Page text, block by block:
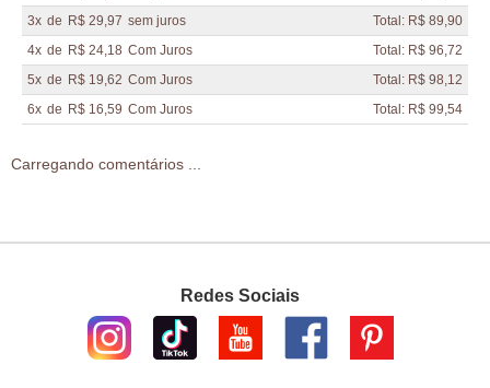
3x de R$ 29,97 sem juros
Total: R$ 89,90
4x de R$ 24,18 Com Juros
Total: R$ 96,72
5x de R$ 19,62 Com Juros
Total: R$ 98,12
6x de R$ 16,59 Com Juros Total: R$ 99,54
Carregando comentários ...
Redes Sociais